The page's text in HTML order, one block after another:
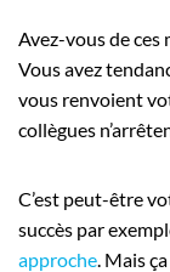
Avez-vous de ces
Vous avez
vous renvoient
collègues
C’est peut-être
succès par
approche. Mais